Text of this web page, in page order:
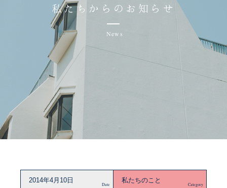
私たちからのお知らせ
News
2014年4月10日
Date
私たちのこと
Category